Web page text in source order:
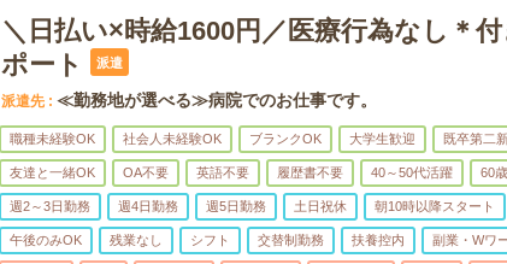
＼日払い×時給1600円／医療行為なし＊
ポート
派遣
派遣先 ≪勤務地が選べる≫病院でのお仕事です。
職種未経験OK 社会人未経験OK ブランクOK 大学生歓迎 既卒第二
友達と一緒OK OA不要 英語不要 履歴書不要 40～50代活躍 60
週2～3日勤務 週4日勤務 週5日勤務 土日祝休 朝10時以降スタート
午後のみOK 残業なし シフト 交替制勤務 扶養控内 副業・Wワ